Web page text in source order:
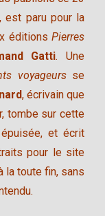
est paru pour la
éditions Pierres
Gatti. Une
voyageursse
, écrivain que
tombe sur cette
et écrit
pour le site
la toute fin, sans